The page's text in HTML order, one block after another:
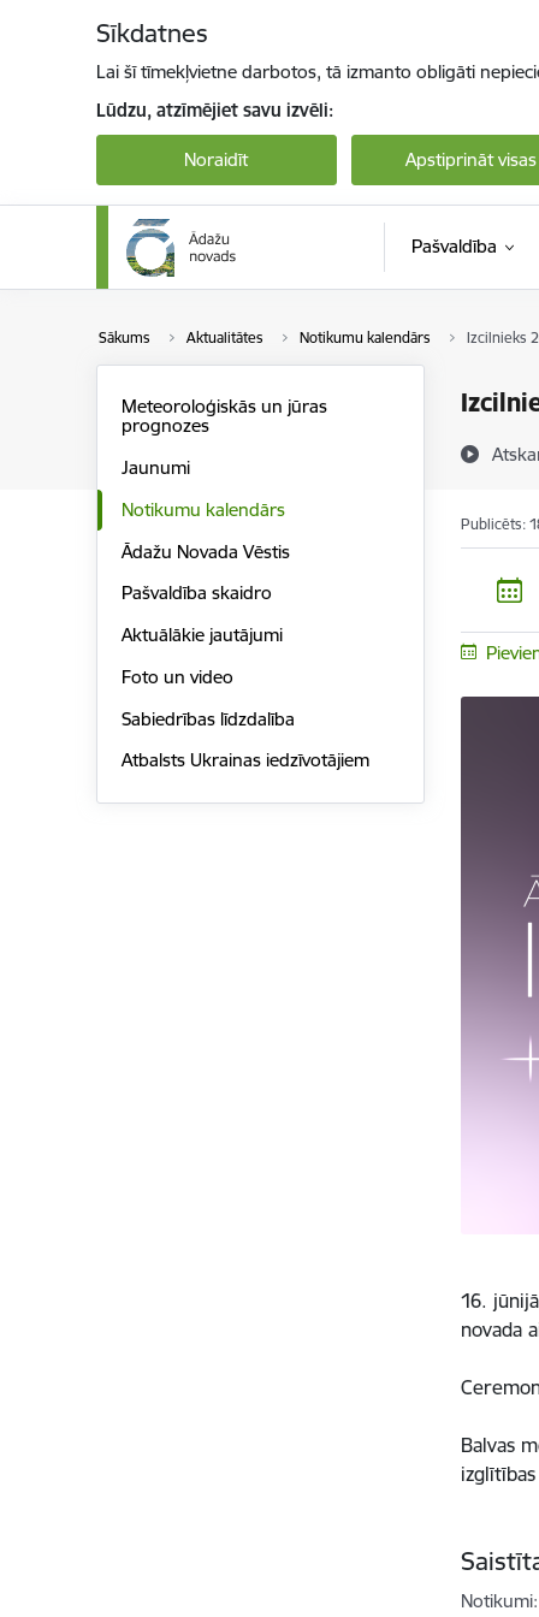
Sīkdatnes
Lai šī tīmekļvietne darbotos, tā izmanto obligāti
Lūdzu, atzīmējiet savu izvēli:
Noraidīt Apstiprināt visas
Pašvaldība
Sākums Aktualitātes Notikumu kalendārs Izcilnieks
Meteoroloģiskās un jūras
prognozes
Jaunumi
Notikumu kalendārs
Ādažu Novada Vēstis
Pašvaldība skaidro
Aktuālākie jautājumi
Foto un video
Sabiedrības līdzdalība
Atbalsts Ukrainas iedzīvotājiem
Publicēts:
16.
novada
Balvas
Notikumi: